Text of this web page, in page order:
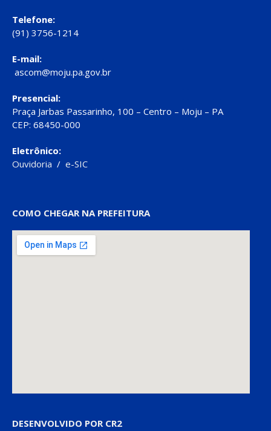
Telefone:
(91) 3756-1214
E-mail:
ascom@moju.pa.gov.br
Presencial:
Praça Jarbas Passarinho, 100 – Centro – Moju – PA
CEP: 68450-000
Eletrônico:
Ouvidoria / e-SIC
COMO CHEGAR NA PREFEITURA
DESENVOLVIDO POR CR2